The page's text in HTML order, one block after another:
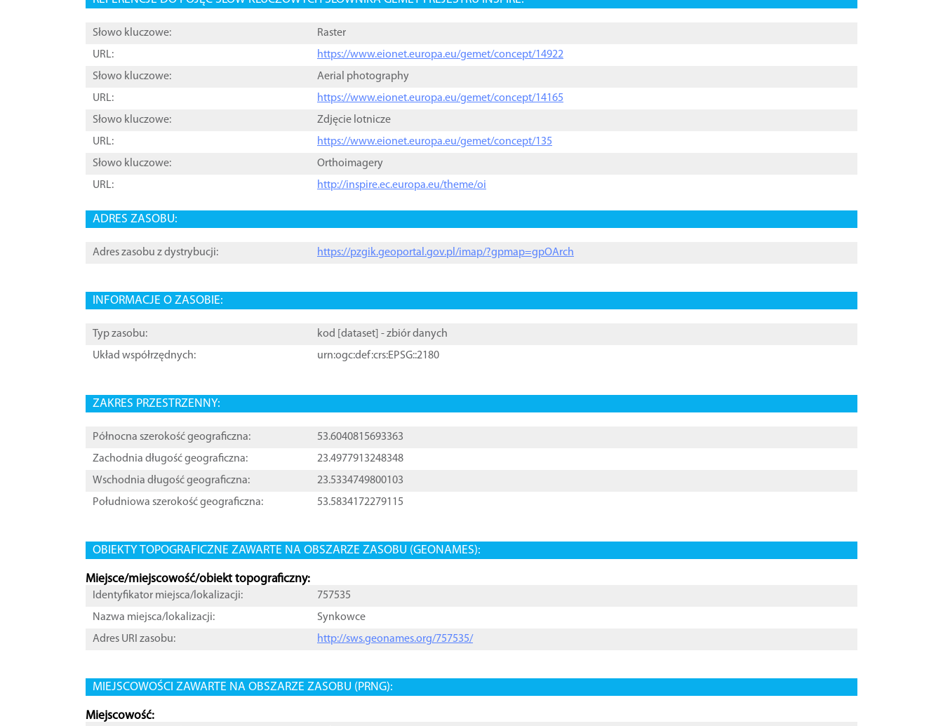
Słowo kluczowe:
Raster
URL:
https://www.eionet.europa.eu/gemet/concept/14922
Słowo kluczowe:
Aerial photography
URL:
https://www.eionet.europa.eu/gemet/concept/14165
Słowo kluczowe:
Zdjęcie lotnicze
URL:
https://www.eionet.europa.eu/gemet/concept/135
Słowo kluczowe:
Orthoimagery
URL:
http://inspire.ec.europa.eu/theme/oi
ADRES ZASOBU:
Adres zasobu z dystrybucji: https://pzgik.geoportal.gov.pl/imap/?gpmap=gpOArch
INFORMACJE O ZASOBIE:
Typ zasobu: kod [ dataset ] - zbiór danych
Układ współrzędnych:
urn:ogc:def:crs:EPSG::2180
ZAKRES PRZESTRZENNY:
Północna szerokość geograficzna:
53.6040815693363
Zachodnia długość geograficzna:
23.4977913248348
Wschodnia długość geograficzna:
23.5334749800103
Południowa szerokość geograficzna:
53.5834172279115
OBIEKTY TOPOGRAFICZNE ZAWARTE NA OBSZARZE ZASOBU (GEONAMES):
Miejsce/miejscowość/obiekt topograficzny:
Identyfikator miejsca/lokalizacji:
757535
Nazwa miejsca/lokalizacji:
Synkowce
Adres URI zasobu:
http://sws.geonames.org/757535/
MIEJSCOWOŚCI ZAWARTE NA OBSZARZE ZASOBU (PRNG):
Miejscowość: